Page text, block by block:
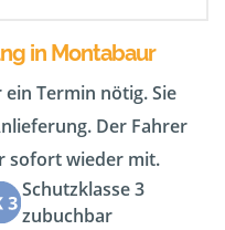
in Montabaur
Termin nötig. Sie
Der Fahrer
sofort wieder mit.
Schutzklasse 3
zubuchbar